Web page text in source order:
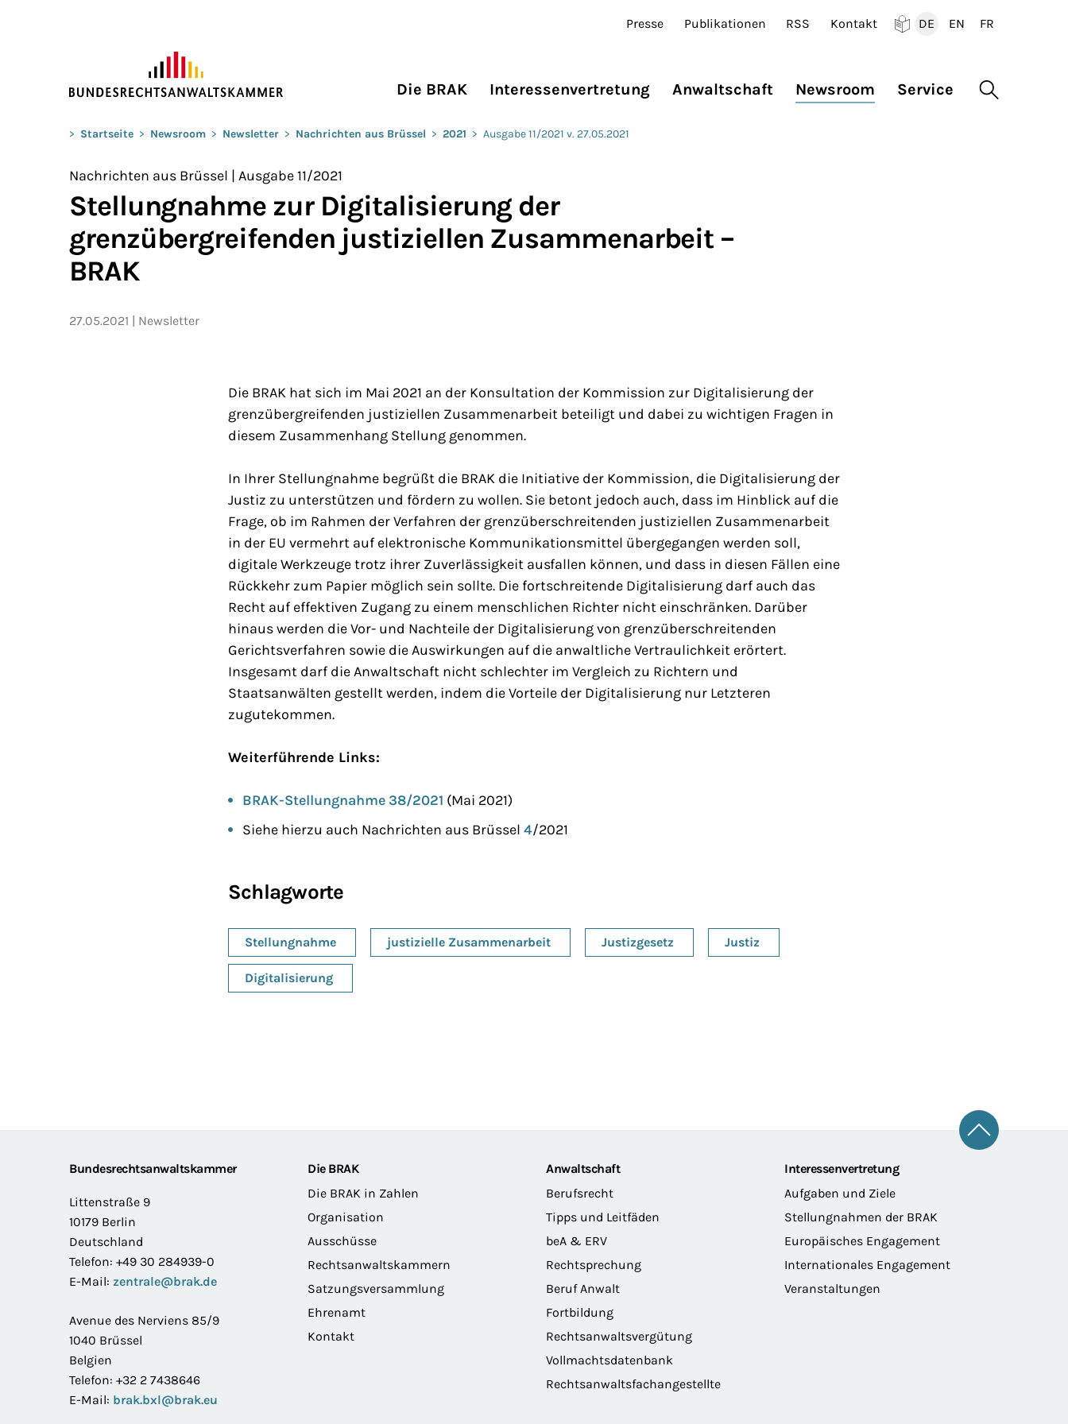
Presse Publikationen RSS Kontakt
DE
EN
FR
Die BRAK Interessenvertretung Anwaltschaft Newsroom Service Suche
Sie befinden sich hier:
> Startseite > Newsroom > Newsletter > Nachrichten aus Brüssel > 2021 > Ausgabe 11/2021 v. 27.05.2021
Nachrichten aus Brüssel | Ausgabe 11/2021
Stellungnahme zur Digitalisierung der
grenzübergreifenden justiziellen Zusammenarbeit –
BRAK
27.05.2021 Newsletter
Die BRAK hat sich im Mai 2021 an der Konsultation der Kommission zur Digitalisierung der
grenzübergreifenden justiziellen Zusammenarbeit beteiligt und dabei zu wichtigen Fragen in
diesem Zusammenhang Stellung genommen.
In Ihrer Stellungnahme begrüßt die BRAK die Initiative der Kommission, die Digitalisierung der
Justiz zu unterstützen und fördern zu wollen. Sie betont jedoch auch, dass im Hinblick auf die
Frage, ob im Rahmen der Verfahren der grenzüberschreitenden justiziellen Zusammenarbeit
in der EU vermehrt auf elektronische Kommunikationsmittel übergegangen werden soll,
digitale Werkzeuge trotz ihrer Zuverlässigkeit ausfallen können, und dass in diesen Fällen eine
Rückkehr zum Papier möglich sein sollte. Die fortschreitende Digitalisierung darf auch das
Recht auf effektiven Zugang zu einem menschlichen Richter nicht einschränken. Darüber
hinaus werden die Vor- und Nachteile der Digitalisierung von grenzüberschreitenden
Gerichtsverfahren sowie die Auswirkungen auf die anwaltliche Vertraulichkeit erörtert.
Insgesamt darf die Anwaltschaft nicht schlechter im Vergleich zu Richtern und
Staatsanwälten gestellt werden, indem die Vorteile der Digitalisierung nur Letzteren
zugutekommen.
Weiterführende Links:
BRAK-Stellungnahme 38/2021 (Mai 2021)
Siehe hierzu auch Nachrichten aus Brüssel 4/2021
Schlagworte
Stellungnahme justizielle Zusammenarbeit Justizgesetz Justiz
Digitalisierung
Footer
Zum
Bundesrechtsanwaltskammer
Littenstraße 9
10179 Berlin
Deutschland
Telefon: +49 30 284939-0
E-Mail: zentrale@brak.de
Avenue des Nerviens 85/9
1040 Brüssel
Belgien
Telefon: +32 2 7438646
E-Mail: brak.bxl@brak.eu
Die BRAK
Die BRAK in Zahlen
Organisation
Ausschüsse
Rechtsanwaltskammern
Satzungsversammlung
Ehrenamt
Kontakt
Anwaltschaft
Berufsrecht
Tipps und Leitfäden
beA & ERV
Rechtsprechung
Beruf Anwalt
Fortbildung
Rechtsanwaltsvergütung
Vollmachtsdatenbank
Rechtsanwaltsfachangestellte
Interessenvertretung
Aufgaben und Ziele
Stellungnahmen der BRAK
Europäisches Engagement
Internationales Engagement
Veranstaltungen